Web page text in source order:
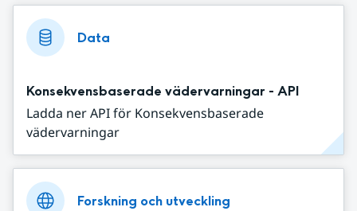
Data
Konsekvensbaserade vädervarningar - API
Ladda ner API för Konsekvensbaserade
vädervarningar
Forskning och utveckling